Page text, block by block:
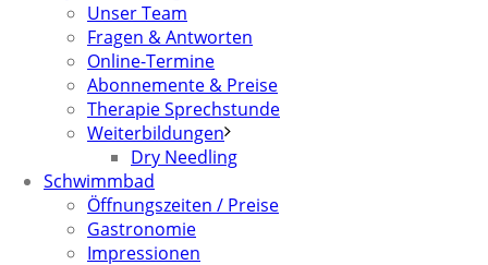
Unser Team
Fragen & Antworten
Online-Termine
Abonnemente & Preise
Therapie Sprechstunde
Weiterbildungen
Dry Needling
Schwimmbad
Öffnungszeiten / Preise
Gastronomie
Impressionen